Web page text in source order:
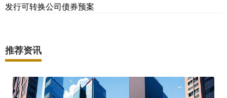
发行可转换公司债券预案
推荐资讯